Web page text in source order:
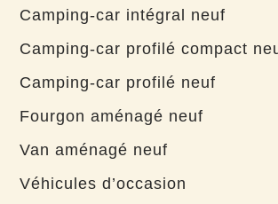
Camping-car intégral neuf
Camping-car profilé compact
Camping-car profilé neuf
Fourgon aménagé neuf
Van aménagé neuf
Véhicules d’occasion